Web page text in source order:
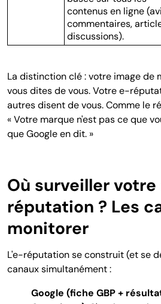
contenus en ligne
commentaires,
discussions).
La distinction clé : votre image de
vous dites de vous. Votre e-
autres disent de vous. Comme le
« Votre marque n'est pas ce que
que Google en dit. »
Où surveiller
réputation ? Les
monitorer
L'e-réputation se construit (et se
canaux simultanément :
Google (fiche GBP +